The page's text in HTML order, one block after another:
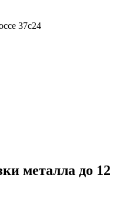
37с24
металла до 12